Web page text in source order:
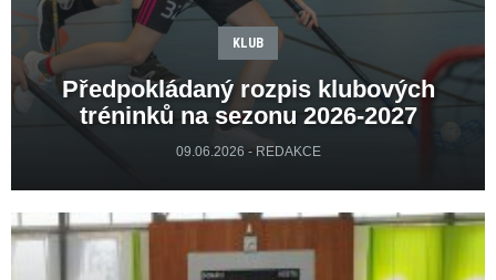
KLUB
Předpokládaný rozpis klubových
tréninků na sezonu 2026-2027
09.06.2026 - REDAKCE